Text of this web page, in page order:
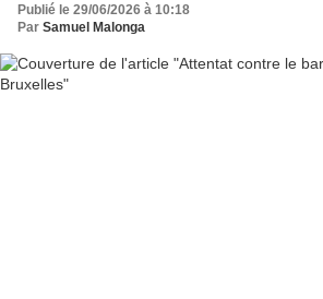
Publié le 29/06/2026 à 10:18
Par Samuel Malonga